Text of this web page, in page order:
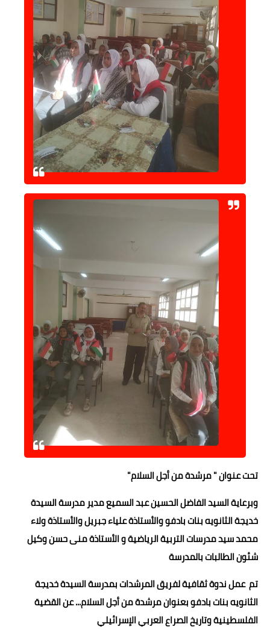
تحت عنوان " مرشدة من أجل السلام"
وبرعاية السيد الفاضل الحسين عبد السميع مدير مدرسة السيدة
خديجة الثانويه بنات بادفو والأستاذة علياء جبريل والأستاذة ولاء
محمد سيد مدرسات التربية الرياضية و الأستاذة منى حسن وكيل
شئون الطالبات بالمدرسة
تم عمل ندوة ثقافية لفريق المرشدات بمدرسة السيدة خديجة
الثانويه بنات بادفو بعنوان مرشدة من أجل السلام... عن القضية
الفلسطينية وتاريخ الصراع العربي الإسرائيلي